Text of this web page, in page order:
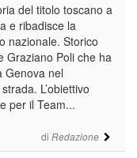
di Redazione
del titolo toscano a
e ribadisce la
nazionale. Storico
Graziano Poli che ha
Genova nel
L’obiettivo
per il Team...